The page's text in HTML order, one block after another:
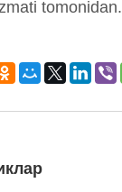
tomonidan.